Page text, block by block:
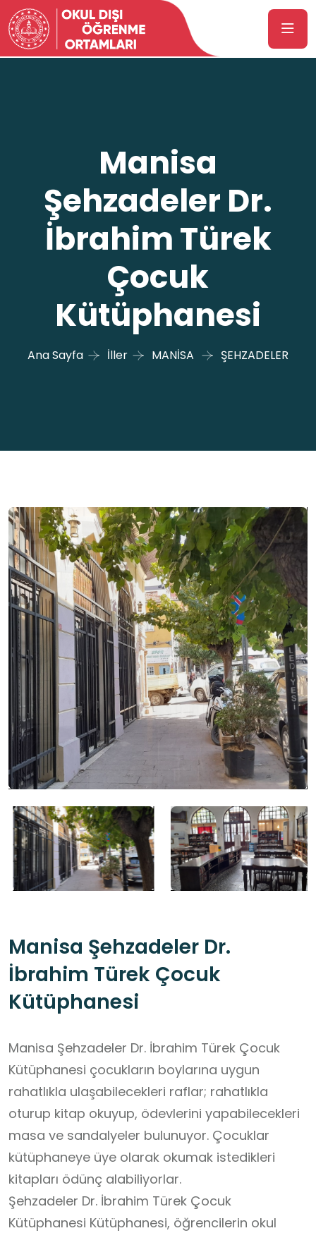
Manisa
Şehzadeler Dr.
İbrahim Türek
Çocuk
Kütüphanesi
Ana Sayfa İller MANİSA ŞEHZADELER
Manisa Şehzadeler Dr.
İbrahim Türek Çocuk
Kütüphanesi
Manisa Şehzadeler Dr. İbrahim Türek Çocuk
Kütüphanesi çocukların boylarına uygun
rahatlıkla ulaşabilecekleri raflar; rahatlıkla
oturup kitap okuyup, ödevlerini yapabilecekleri
masa ve sandalyeler bulunuyor. Çocuklar
kütüphaneye üye olarak okumak istedikleri
kitapları ödünç alabiliyorlar.
Şehzadeler Dr. İbrahim Türek Çocuk
Kütüphanesi Kütüphanesi, öğrencilerin okul